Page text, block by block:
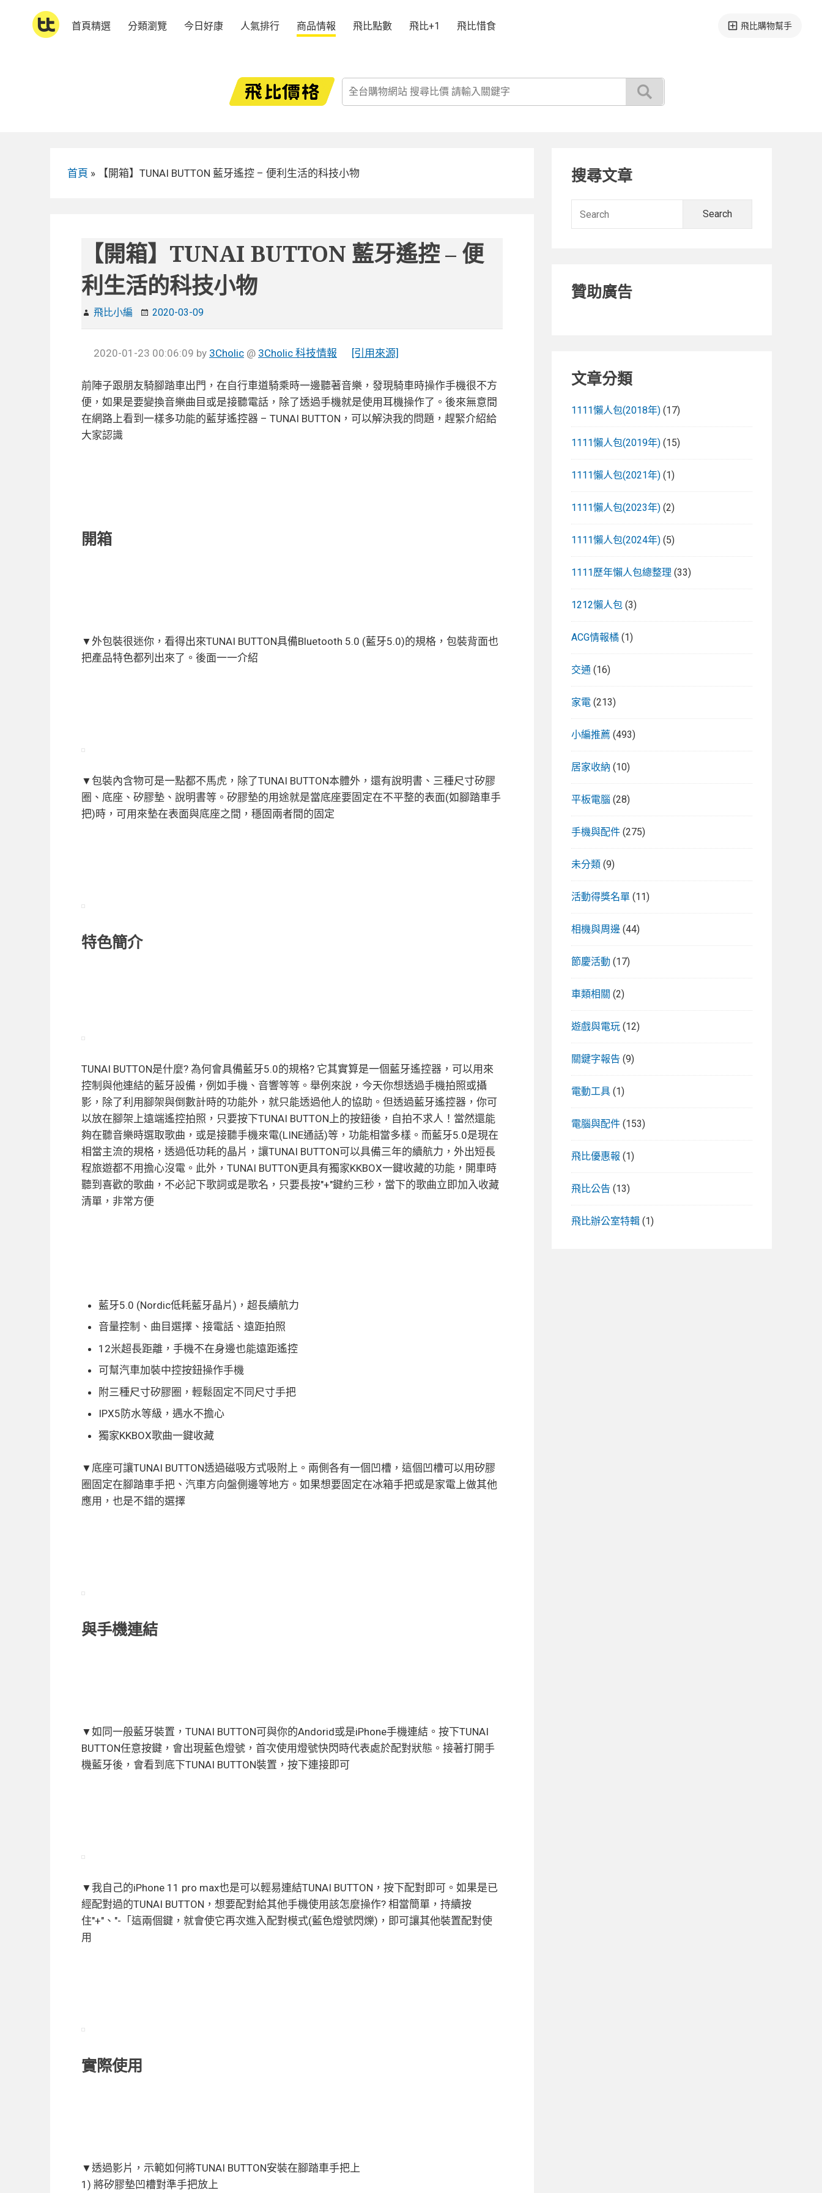
首頁精選 分類瀏覽 今日好康 人氣排行 商品情報 飛比點數 飛比+1 飛比惜食 飛比購物幫手
首頁 » 【開箱】TUNAI BUTTON 藍牙遙控 – 便利生活的科技小物
【開箱】TUNAI BUTTON 藍牙遙控 – 便
利生活的科技小物
飛比小編 2020-03-09
2020-01-23 00:06:09 by 3Cholic @ 3Cholic 科技情報 [引用來源]
前陣子跟朋友騎腳踏車出門，在自行車道騎乘時一邊聽著音樂，發現騎車時操作手機很不方
便，如果是要變換音樂曲目或是接聽電話，除了透過手機就是使用耳機操作了。後來無意間
在網路上看到一樣多功能的藍芽遙控器 – TUNAI BUTTON，可以解決我的問題，趕緊介紹給
大家認識
開箱
▼外包裝很迷你，看得出來TUNAI BUTTON具備Bluetooth 5.0 (藍牙5.0)的規格，包裝背面也
把產品特色都列出來了。後面一一介紹
▼包裝內含物可是一點都不馬虎，除了TUNAI BUTTON本體外，還有說明書、三種尺寸矽膠
圈、底座、矽膠墊、說明書等。矽膠墊的用途就是當底座要固定在不平整的表面(如腳踏車手
把)時，可用來墊在表面與底座之間，穩固兩者間的固定
特色簡介
TUNAI BUTTON是什麼? 為何會具備藍牙5.0的規格? 它其實算是一個藍牙遙控器，可以用來
控制與他連結的藍牙設備，例如手機、音響等等。舉例來說，今天你想透過手機拍照或攝
影，除了利用腳架與倒數計時的功能外，就只能透過他人的協助。但透過藍牙遙控器，你可
以放在腳架上遠端遙控拍照，只要按下TUNAI BUTTON上的按鈕後，自拍不求人！當然還能
夠在聽音樂時選取歌曲，或是接聽手機來電(LINE通話)等，功能相當多樣。而藍牙5.0是現在
相當主流的規格，透過低功耗的晶片，讓TUNAI BUTTON可以具備三年的續航力，外出短長
程旅遊都不用擔心沒電。此外，TUNAI BUTTON更具有獨家KKBOX一鍵收藏的功能，開車時
聽到喜歡的歌曲，不必記下歌詞或是歌名，只要長按"+"鍵約三秒，當下的歌曲立即加入收藏
清單，非常方便
藍牙5.0 (Nordic低耗藍牙晶片)，超長續航力
音量控制、曲目選擇、接電話、遠距拍照
12米超長距離，手機不在身邊也能遠距遙控
可幫汽車加裝中控按鈕操作手機
附三種尺寸矽膠圈，輕鬆固定不同尺寸手把
IPX5防水等級，遇水不擔心
獨家KKBOX歌曲一鍵收藏
▼底座可讓TUNAI BUTTON透過磁吸方式吸附上。兩側各有一個凹槽，這個凹槽可以用矽膠
圈固定在腳踏車手把、汽車方向盤側邊等地方。如果想要固定在冰箱手把或是家電上做其他
應用，也是不錯的選擇
與手機連結
▼如同一般藍牙裝置，TUNAI BUTTON可與你的Andorid或是iPhone手機連結。按下TUNAI
BUTTON任意按鍵，會出現藍色燈號，首次使用燈號快閃時代表處於配對狀態。接著打開手
機藍牙後，會看到底下TUNAI BUTTON裝置，按下連接即可
▼我自己的iPhone 11 pro max也是可以輕易連結TUNAI BUTTON，按下配對即可。如果是已
經配對過的TUNAI BUTTON，想要配對給其他手機使用該怎麼操作? 相當簡單，持續按
住"+"、"-「這兩個鍵，就會使它再次進入配對模式(藍色燈號閃爍)，即可讓其他裝置配對使
用
實際使用
▼透過影片，示範如何將TUNAI BUTTON安裝在腳踏車手把上
1) 將矽膠墊凹槽對準手把放上
Primary
Sidebar
搜尋文章
贊助廣告
文章分類
1111懶人包(2018年) (17)
1111懶人包(2019年) (15)
1111懶人包(2021年) (1)
1111懶人包(2023年) (2)
1111懶人包(2024年) (5)
1111歷年懶人包總整理 (33)
1212懶人包 (3)
ACG情報橘 (1)
交通 (16)
家電 (213)
小編推薦 (493)
居家收納 (10)
平板電腦 (28)
手機與配件 (275)
未分類 (9)
活動得獎名單 (11)
相機與周邊 (44)
節慶活動 (17)
車類相關 (2)
遊戲與電玩 (12)
關鍵字報告 (9)
電動工具 (1)
電腦與配件 (153)
飛比優惠報 (1)
飛比公告 (13)
飛比辦公室特輯 (1)